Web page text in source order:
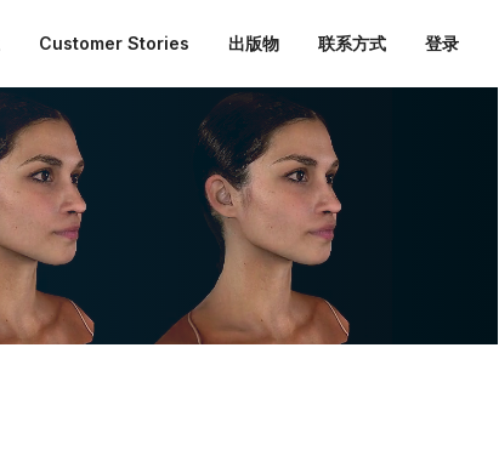
Customer Stories 出版物 联系方式 登录